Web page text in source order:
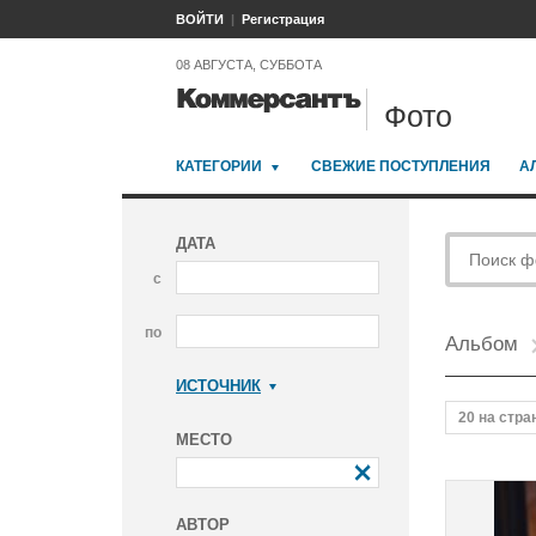
ВОЙТИ Регистрация
08 АВГУСТА, СУББОТА
Фото
КАТЕГОРИИ СВЕЖИЕ ПОСТУПЛЕНИЯ
ДАТА
с
по
ИСТОЧНИК
МЕСТО
АВТОР
Альбом
20 на